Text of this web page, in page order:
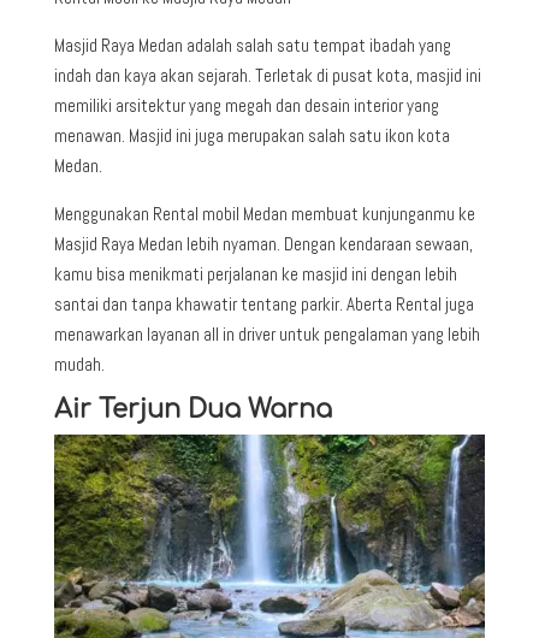
Masjid Raya Medan adalah salah satu tempat ibadah yang
indah dan kaya akan sejarah. Terletak di pusat kota, masjid ini
memiliki arsitektur yang megah dan desain interior yang
menawan. Masjid ini juga merupakan salah satu ikon kota
Medan.
Menggunakan Rental mobil Medan membuat kunjunganmu ke
Masjid Raya Medan lebih nyaman. Dengan kendaraan sewaan,
kamu bisa menikmati perjalanan ke masjid ini dengan lebih
santai dan tanpa khawatir tentang parkir. Aberta Rental juga
menawarkan layanan all in driver untuk pengalaman yang lebih
mudah.
Air Terjun Dua Warna